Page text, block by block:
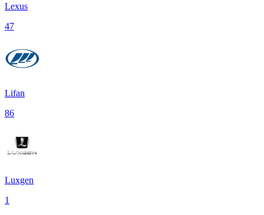
Lexus
47
Lifan
86
Luxgen
1